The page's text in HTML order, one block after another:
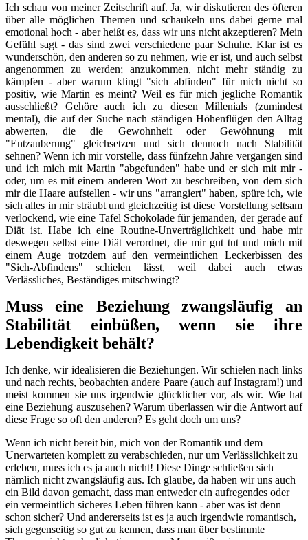
Ich schau von meiner Zeitschrift auf. Ja, wir diskutieren des öfteren
über alle möglichen Themen und schaukeln uns dabei gerne mal
emotional hoch - aber heißt es, dass wir uns nicht akzeptieren? Mein
Gefühl sagt - das sind zwei verschiedene paar Schuhe. Klar ist es
wunderschön, den anderen so zu nehmen, wie er ist, und auch selbst
angenommen zu werden; anzukommen, nicht mehr ständig zu
kämpfen - aber warum klingt "sich abfinden" für mich nicht so
positiv, wie Martin es meint? Weil es für mich jegliche Romantik
ausschließt? Gehöre auch ich zu diesen Millenials (zumindest
mental), die auf der Suche nach ständigen Höhenflügen den Alltag
abwerten, die die Gewohnheit oder Gewöhnung mit
"Entzauberung" gleichsetzen und sich dennoch nach Stabilität
sehnen? Wenn ich mir vorstelle, dass fünfzehn Jahre vergangen sind
und ich mich mit Martin "abgefunden" habe und er sich mit mir -
oder, um es mit einem anderen Wort zu beschreiben, von dem sich
mir die Haare aufstellen - wir uns "arrangiert" haben, spüre ich, wie
sich alles in mir sträubt und gleichzeitig ist diese Vorstellung seltsam
verlockend, wie eine Tafel Schokolade für jemanden, der gerade auf
Diät ist. Habe ich eine Routine-Unverträglichkeit und habe mir
deswegen selbst eine Diät verordnet, die mir gut tut und mich mit
einem Auge trotzdem auf den vermeintlichen Leckerbissen des
"Sich-Abfindens" schielen lässt, weil dabei auch etwas
Verlässliches, Beständiges mitschwingt?
Muss eine Beziehung zwangsläufig an
Stabilität einbüßen, wenn sie ihre
Lebendigkeit behält?
Ich denke, wir idealisieren die Beziehungen. Wir schielen nach links
und nach rechts, beobachten andere Paare (auch auf Instagram!) und
meist kommen sie uns irgendwie glücklicher vor, als wir. Wie hat
eine Beziehung auszusehen? Warum überlassen wir die Antwort auf
diese Frage so oft den anderen? Es geht doch um uns?
Wenn ich nicht bereit bin, mich von der Romantik und dem
Unerwarteten komplett zu verabschieden, nur um Verlässlichkeit zu
erleben, muss ich es ja auch nicht! Diese Dinge schließen sich
nämlich nicht zwangsläufig aus. Ich glaube, da haben wir uns auch
ein Bild davon gemacht, dass man entweder ein aufregendes oder
ein vermeintlich sicheres Leben führen kann - aber was ist denn
schon sicher? Und andererseits ist es ja auch irgendwie romantisch,
sich gegenseitig so gut zu kennen, dass man über bestimmte